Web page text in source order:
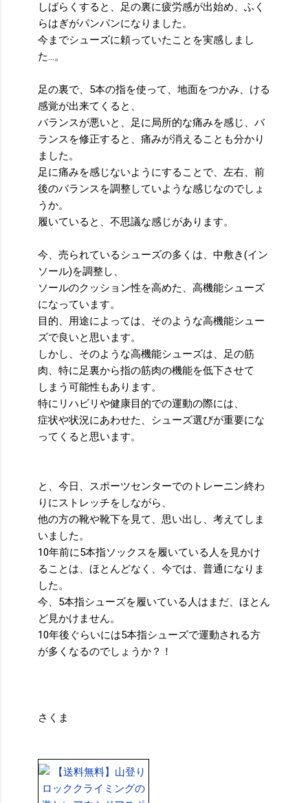
しばらくすると、足の裏に疲労感が出始め、ふく
らはぎがパンパンになりました。
今までシューズに頼っていたことを実感しまし
た…。
足の裏で、5本の指を使って、地面をつかみ、ける
感覚が出来てくると、
バランスが悪いと、足に局所的な痛みを感じ、バ
ランスを修正すると、痛みが消えることも分かり
ました。
足に痛みを感じないようにすることで、左右、前
後のバランスを調整していような感じなのでしょ
うか。
履いていると、不思議な感じがあります。
今、売られているシューズの多くは、中敷き(イン
ソール)を調整し、
ソールのクッション性を高めた、高機能シューズ
になっています。
目的、用途によっては、そのような高機能シュー
ズで良いと思います。
しかし、そのような高機能シューズは、足の筋
肉、特に足裏から指の筋肉の機能を低下させて
しまう可能性もあります。
特にリハビリや健康目的での運動の際には、
症状や状況にあわせた、シューズ選びが重要にな
ってくると思います。
と、今日、スポーツセンターでのトレーニン終わ
りにストレッチをしながら、
他の方の靴や靴下を見て、思い出し、考えてしま
いました。
10年前に5本指ソックスを履いている人を見かけ
ることは、ほとんどなく、今では、普通になりま
した。
今、5本指シューズを履いている人はまだ、ほとん
ど見かけません。
10年後ぐらいには5本指シューズで運動される方
が多くなるのでしょうか？！
さくま